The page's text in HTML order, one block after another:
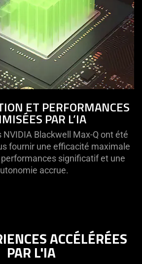
ET PERFORMANCES
PAR L’IA
Blackwell Max-Q ont été
fournir une efficacité maximale
significatif et une
accrue.
ACCÉLÉRÉES
PAR L'IA